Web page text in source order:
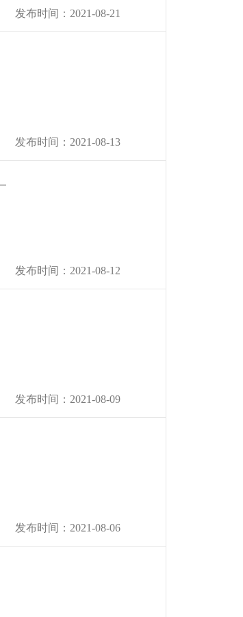
发布时间：2021-08-21
发布时间：2021-08-13
发布时间：2021-08-12
发布时间：2021-08-09
发布时间：2021-08-06